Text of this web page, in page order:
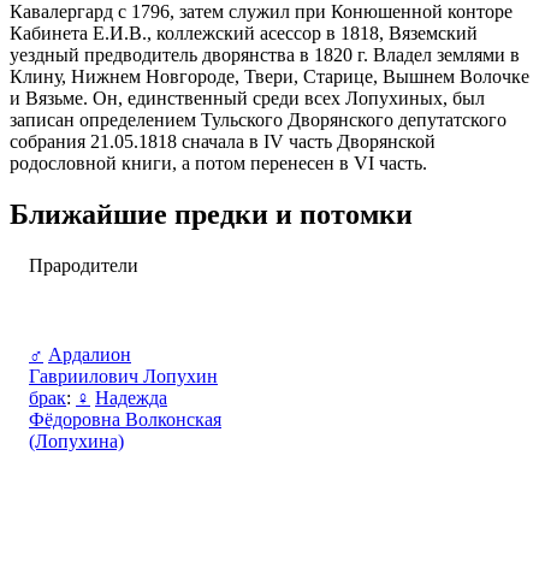
Кавалергард с 1796, затем служил при Конюшенной конторе
Кабинета Е.И.В., коллежский асессор в 1818, Вяземский
уездный предводитель дворянства в 1820 г. Владел землями в
Клину, Нижнем Новгороде, Твери, Старице, Вышнем Волочке
и Вязьме. Он, единственный среди всех Лопухиных, был
записан определением Тульского Дворянского депутатского
собрания 21.05.1818 сначала в IV часть Дворянской
родословной книги, а потом перенесен в VI часть.
Ближайшие предки и потомки
Прародители
♂ Ардалион
Гавриилович Лопухин
брак: ♀ Надежда
Фёдоровна Волконская
(Лопухина)